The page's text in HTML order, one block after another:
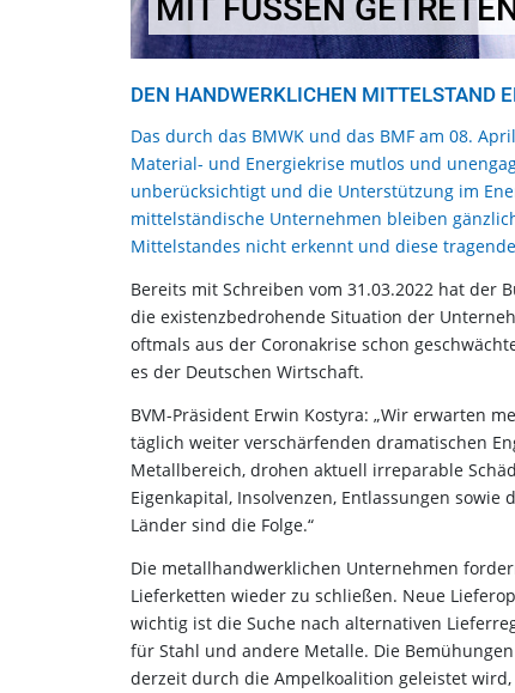
MIT FÜSSEN GETRETEN
DEN HANDWERKLICHEN MITTELSTAND
Das durch das BMWK und das BMF am 08.
Material- und Energiekrise mutlos und
unberücksichtigt und die Unterstützung im
mittelständische Unternehmen bleiben
Mittelstandes nicht erkennt und diese
Bereits mit Schreiben vom 31.03.2022 hat der
die existenzbedrohende Situation der
oftmals aus der Coronakrise schon
es der Deutschen Wirtschaft.
BVM-Präsident Erwin Kostyra: „Wir erwarten
täglich weiter verschärfenden dramatischen
Metallbereich, drohen aktuell irreparable
Eigenkapital, Insolvenzen, Entlassungen
Länder sind die Folge.“
Die metallhandwerklichen Unternehmen
Lieferketten wieder zu schließen. Neue
wichtig ist die Suche nach alternativen
für Stahl und andere Metalle. Die
derzeit durch die Ampelkoalition geleistet